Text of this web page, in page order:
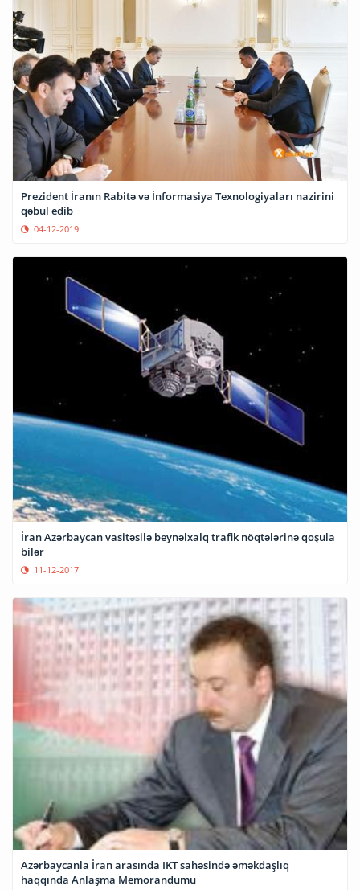
Prezident İranın Rabitə və İnformasiya Texnologiyaları nazirini
qəbul edib
04-12-2019
İran Azərbaycan vasitəsilə beynəlxalq trafik nöqtələrinə qoşula
bilər
11-12-2017
Azərbaycanla İran arasında IKT sahəsində əməkdaşlıq
haqqında Anlaşma Memorandumu